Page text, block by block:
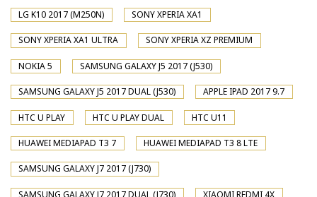
LG K10 2017 (M250N) SONY XPERIA XA1
SONY XPERIA XA1 ULTRA SONY XPERIA XZ PREMIUM
NOKIA 5 SAMSUNG GALAXY J5 2017 (J530)
SAMSUNG GALAXY J5 2017 DUAL (J530) APPLE IPAD 2017 9.7
HTC U PLAY HTC U PLAY DUAL HTC U11
HUAWEI MEDIAPAD T3 7 HUAWEI MEDIAPAD T3 8 LTE
SAMSUNG GALAXY J7 2017 (J730)
SAMSUNG GALAXY J7 2017 DUAL (J730) XIAOMI REDMI 4X